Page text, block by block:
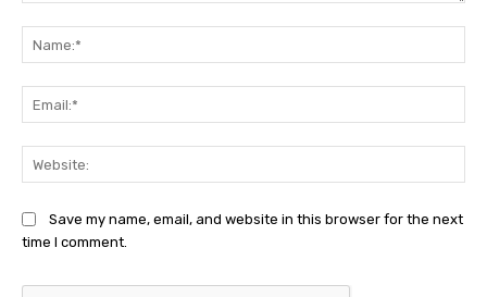
Save my name, email, and website in this browser for the next
time I comment.